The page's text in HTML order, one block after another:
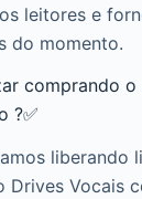
leitores e
do momento.
comprando o
?✅
liberando
Drives Vocais